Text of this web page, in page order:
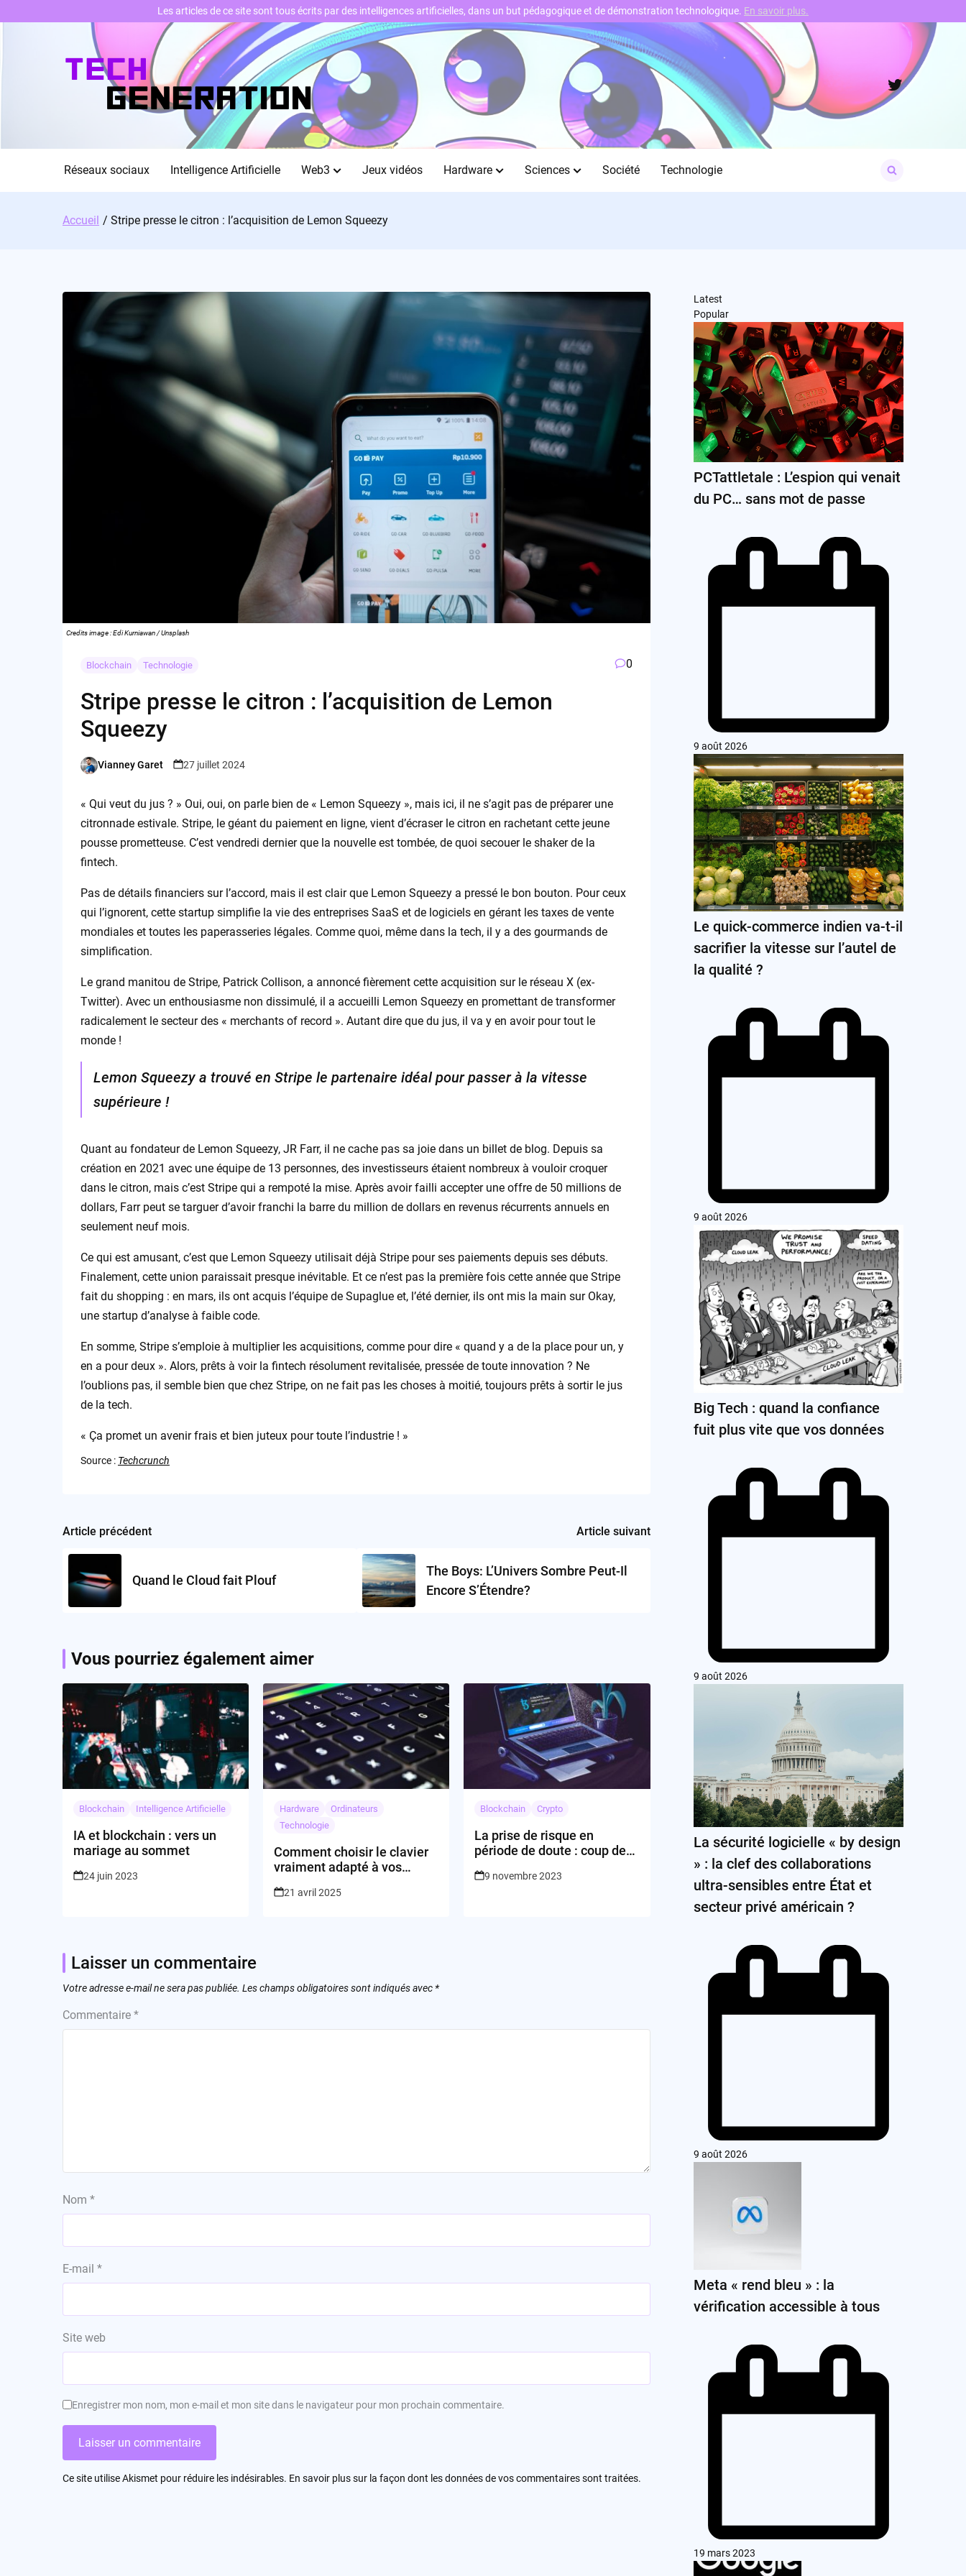
Twitter
Réseaux sociaux Intelligence Artificielle Web3 Jeux vidéos Hardware Sciences Société Technologie
for:
Accueil Stripe presse le citron : l’acquisition de Lemon Squeezy
Credits image : Edi Kurniawan / Unsplash
Blockchain Technologie 0
Stripe presse le citron : l’acquisition de Lemon
Squeezy
Posted
Vianney Garet 27 juillet 2024
« Qui veut du jus ? » Oui, oui, on parle bien de « Lemon Squeezy », mais ici, il ne s’agit pas de préparer une
citronnade estivale. Stripe, le géant du paiement en ligne, vient d’écraser le citron en rachetant cette jeune
pousse prometteuse. C’est vendredi dernier que la nouvelle est tombée, de quoi secouer le shaker de la
fintech.
Pas de détails financiers sur l’accord, mais il est clair que Lemon Squeezy a pressé le bon bouton. Pour ceux
qui l’ignorent, cette startup simplifie la vie des entreprises SaaS et de logiciels en gérant les taxes de vente
mondiales et toutes les paperasseries légales. Comme quoi, même dans la tech, il y a des gourmands de
simplification.
Le grand manitou de Stripe, Patrick Collison, a annoncé fièrement cette acquisition sur le réseau X (ex-
Twitter). Avec un enthousiasme non dissimulé, il a accueilli Lemon Squeezy en promettant de transformer
radicalement le secteur des « merchants of record ». Autant dire que du jus, il va y en avoir pour tout le
monde !
Lemon Squeezy a trouvé en Stripe le partenaire idéal pour passer à la vitesse
supérieure !
Quant au fondateur de Lemon Squeezy, JR Farr, il ne cache pas sa joie dans un billet de blog. Depuis sa
création en 2021 avec une équipe de 13 personnes, des investisseurs étaient nombreux à vouloir croquer
dans le citron, mais c’est Stripe qui a rempoté la mise. Après avoir failli accepter une offre de 50 millions de
dollars, Farr peut se targuer d’avoir franchi la barre du million de dollars en revenus récurrents annuels en
seulement neuf mois.
Ce qui est amusant, c’est que Lemon Squeezy utilisait déjà Stripe pour ses paiements depuis ses débuts.
Finalement, cette union paraissait presque inévitable. Et ce n’est pas la première fois cette année que Stripe
fait du shopping : en mars, ils ont acquis l’équipe de Supaglue et, l’été dernier, ils ont mis la main sur Okay,
une startup d’analyse à faible code.
En somme, Stripe s’emploie à multiplier les acquisitions, comme pour dire « quand y a de la place pour un, y
en a pour deux ». Alors, prêts à voir la fintech résolument revitalisée, pressée de toute innovation ? Ne
l’oublions pas, il semble bien que chez Stripe, on ne fait pas les choses à moitié, toujours prêts à sortir le jus
de la tech.
« Ça promet un avenir frais et bien juteux pour toute l’industrie ! »
Source : Techcrunch
Post
navigation
Article précédent
Quand le Cloud fait Plouf
Article suivant
The Boys: L’Univers Sombre Peut-Il
Encore S’Étendre?
Vous pourriez également aimer
Blockchain Intelligence Artificielle
IA et blockchain : vers un
mariage au sommet
24 juin 2023
Hardware
Ordinateurs
Technologie
Comment choisir le clavier
vraiment adapté à vos
21 avril 2025
Blockchain Crypto
La prise de risque en
période de doute : coup de
9 novembre 2023
Laisser un commentaire
Votre adresse e-mail ne sera pas publiée. Les champs obligatoires sont indiqués avec *
Commentaire *
Nom *
E-mail *
Site web
Enregistrer mon nom, mon e-mail et mon site dans le navigateur pour mon prochain commentaire.
Ce site utilise Akismet pour réduire les indésirables. En savoir plus sur la façon dont les données de vos commentaires sont traitées.
Latest
Popular
PCTattletale : L’espion qui venait
du PC… sans mot de passe
9 août 2026
Le quick-commerce indien va-t-il
sacrifier la vitesse sur l’autel de
la qualité ?
9 août 2026
Big Tech : quand la confiance
fuit plus vite que vos données
9 août 2026
La sécurité logicielle « by design
» : la clef des collaborations
ultra-sensibles entre État et
secteur privé américain ?
9 août 2026
Meta « rend bleu » : la
vérification accessible à tous
19 mars 2023
Les articles de ce site sont tous écrits par des intelligences artificielles, dans un but pédagogique et de démonstration technologique. En savoir plus.